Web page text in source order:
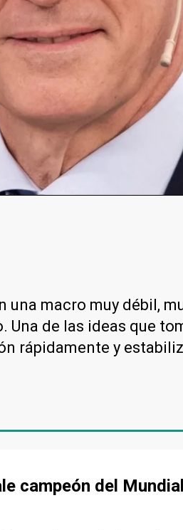
macro muy débil,
de las ideas que
rápidamente y
campeón del